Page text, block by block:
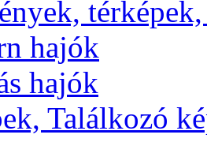
hajók
hajók
Találkozó